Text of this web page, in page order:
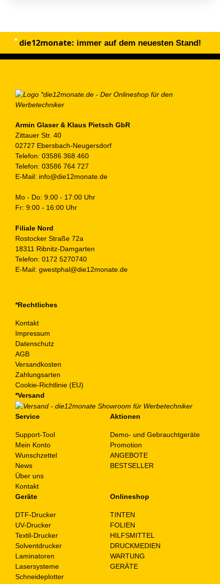
die12monate: immer auf dem neuesten Stand!
Armin Glaser & Klaus Pietsch GbR
Zittauer Str. 40
02727 Ebersbach-Neugersdorf
Telefon: 03586 368 460
Telefon: 03586 764 727
E-Mail: info@die12monate.de
Mo - Do: 9:00 - 17:00 Uhr
Fr: 9:00 - 16:00 Uhr
Filiale Nord
Rostocker Straße 72a
18311 Ribnitz-Damgarten
Telefon: 0172 5270740
E-Mail: gwestphal@die12monate.de
*Rechtliches
Kontakt
Impressum
Datenschutz
AGB
Versandkosten
Zahlungsarten
Cookie-Richtlinie (EU)
*Versand
Service
Support-Tool
Mein Konto
Wunschzettel
News
Über uns
Kontakt
Aktionen
Demo- und Gebrauchtgeräte
Promotion
ANGEBOTE
BESTSELLER
Geräte
DTF-Drucker
UV-Drucker
Textil-Drucker
Solventdrucker
Laminatoren
Lasersysteme
Schneideplotter
Onlineshop
TINTEN
FOLIEN
HILFSMITTEL
DRUCKMEDIEN
WARTUNG
GERÄTE